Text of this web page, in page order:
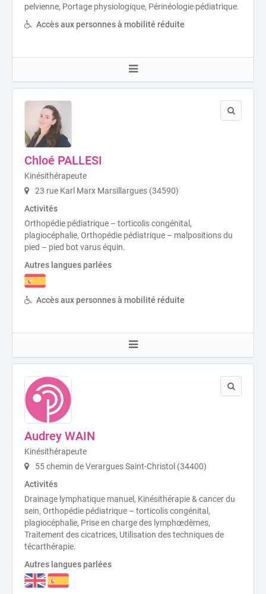
pelvienne, Portage physiologique, Périnéologie pédiatrique.
Accès aux personnes à mobilité réduite
Chloé PALLESI
Kinésithérapeute
23 rue Karl Marx Marsillargues (34590)
Activités
Orthopédie pédiatrique – torticolis congénital,
plagiocéphalie, Orthopédie pédiatrique – malpositions du
pied – pied bot varus équin.
Autres langues parlées
Accès aux personnes à mobilité réduite
Audrey WAIN
Kinésithérapeute
55 chemin de Verargues Saint-Christol (34400)
Activités
Drainage lymphatique manuel, Kinésithérapie & cancer du
sein, Orthopédie pédiatrique – torticolis congénital,
plagiocéphalie, Prise en charge des lymphœdèmes,
Traitement des cicatrices, Utilisation des techniques de
técarthérapie.
Autres langues parlées